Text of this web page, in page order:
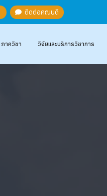
ติดต่อคณบดี
ภาควิชา วิจัยและบริการวิชาการ